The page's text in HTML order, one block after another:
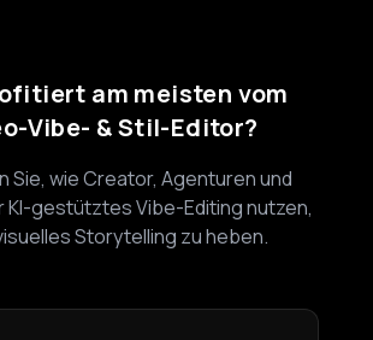
am meisten vom
Vibe- & Stil-Editor?
Sie, wie Creator, Agenturen und
KI-gestütztes Vibe-Editing nutzen,
Storytelling zu heben.